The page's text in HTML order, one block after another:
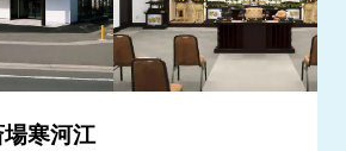
寒河江